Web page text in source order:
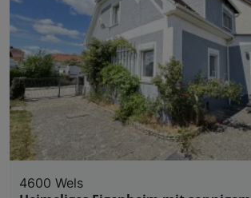
4600 Wels